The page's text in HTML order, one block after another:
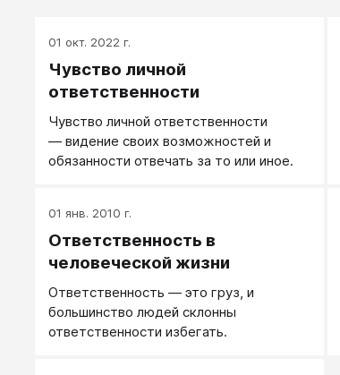
01 окт. 2022 г.
Чувство личной
ответственности
Чувство личной ответственности
― видение своих возможностей и
обязанности отвечать за то или иное.
01 янв. 2010 г.
Ответственность в
человеческой жизни
Ответственность — это груз, и
большинство людей склонны
ответственности избегать.